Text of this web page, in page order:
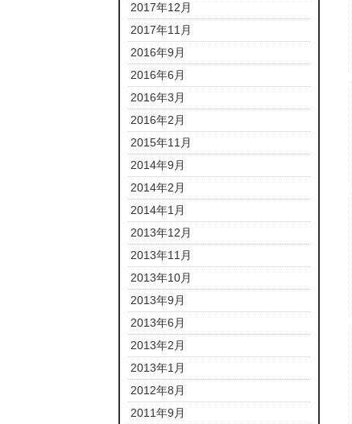
2017年12月
2017年11月
2016年9月
2016年6月
2016年3月
2016年2月
2015年11月
2014年9月
2014年2月
2014年1月
2013年12月
2013年11月
2013年10月
2013年9月
2013年6月
2013年2月
2013年1月
2012年8月
2011年9月